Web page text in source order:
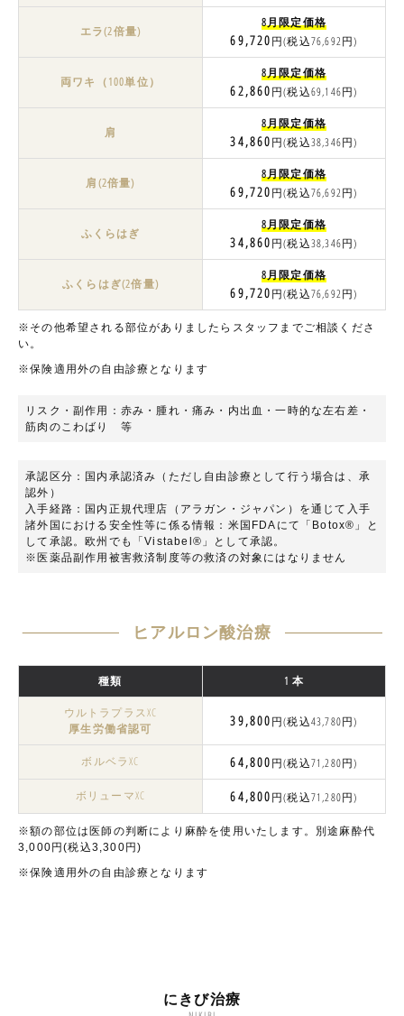
エラ(2倍量)
8月限定価格
69,720円(税込76,692円)
両ワキ（100単位）
8月限定価格
62,860円(税込69,146円)
肩
8月限定価格
34,860円(税込38,346円)
肩(2倍量)
8月限定価格
69,720円(税込76,692円)
ふくらはぎ
8月限定価格
34,860円(税込38,346円)
ふくらはぎ(2倍量)
8月限定価格
69,720円(税込76,692円)
※その他希望される部位がありましたらスタッフまでご相談くださ
い。
※保険適用外の自由診療となります
リスク・副作用：赤み・腫れ・痛み・内出血・一時的な左右差・
筋肉のこわばり 等
承認区分：国内承認済み（ただし自由診療として行う場合は、承
認外）
入手経路：国内正規代理店（アラガン・ジャパン）を通じて入手
諸外国における安全性等に係る情報：米国FDAにて「Botox®」と
して承認。欧州でも「Vistabel®」として承認。
※医薬品副作用被害救済制度等の救済の対象にはなりません
ヒアルロン酸治療
種類 1 本
ウルトラプラスXC
厚生労働省認可
39,800円(税込43,780円)
ボルベラXC 64,800円(税込71,280円)
ボリューマXC 64,800円(税込71,280円)
※額の部位は医師の判断により麻酔を使用いたします。別途麻酔代
3,000円(税込3,300円)
※保険適用外の自由診療となります
にきび治療